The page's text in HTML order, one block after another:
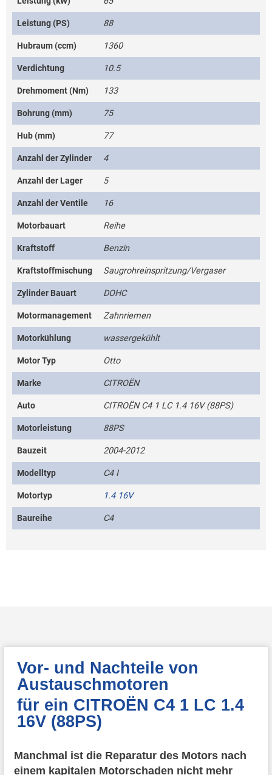
Leistung (PS) 88
Hubraum (ccm) 1360
Verdichtung 10.5
Drehmoment (Nm) 133
Bohrung (mm) 75
Hub (mm) 77
Anzahl der Zylinder 4
Anzahl der Lager 5
Anzahl der Ventile 16
Motorbauart Reihe
Kraftstoff Benzin
Kraftstoffmischung Saugrohreinspritzung/Vergaser
Zylinder Bauart DOHC
Motormanagement Zahnriemen
Motorkühlung wassergekühlt
Motor Typ Otto
Marke CITROËN
Auto CITROËN C4 1 LC 1.4 16V (88PS)
Motorleistung 88PS
Bauzeit 2004-2012
Modelltyp C4 I
Motortyp 1.4 16V
Baureihe C4
Vor- und Nachteile von
Austauschmotoren
für ein CITROËN C4 1 LC 1.4
16V (88PS)
Manchmal ist die Reparatur des Motors nach
einem kapitalen Motorschaden nicht mehr